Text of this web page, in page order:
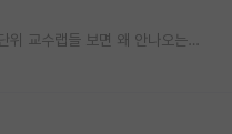
AI 탑티어 학회 쉬워진건 맞는데... 학과 단위 교수랩들 보면 왜 안나오는지 모르겠음..